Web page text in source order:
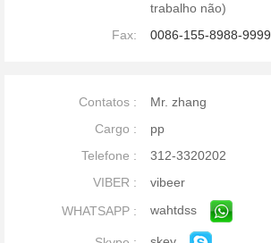
trabalho não)
Fax:
0086-155-8988-9999
Contatos :
Mr. zhang
Cargo :
pp
Telefone :
312-3320202
VIBER :
vibeer
WHATSAPP :
wahtdss